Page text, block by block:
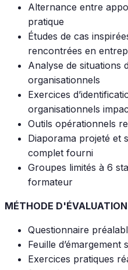
Alternance entre
pratique
Études de cas
rencontrées en
Analyse de situations
organisationnels
Exercices
organisationnels
Outils opérationnels
Diaporama projeté et
complet fourni
Groupes limités à 6
formateur
MÉTHODE
Questionnaire
Feuille
Exercices pratiques